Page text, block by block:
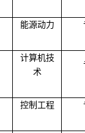
能源动力
计算机技
术
控制工程